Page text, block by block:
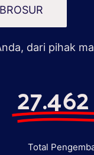
dari pihak
Total